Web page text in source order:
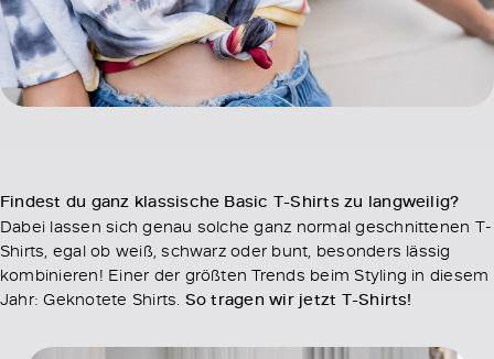
Findest du ganz klassische Basic T-Shirts zu langweilig?
Dabei lassen sich genau solche ganz normal geschnittenen T-
Shirts, egal ob weiß, schwarz oder bunt, besonders lässig
kombinieren! Einer der größten Trends beim Styling in diesem
Jahr: Geknotete Shirts. So tragen wir jetzt T-Shirts!